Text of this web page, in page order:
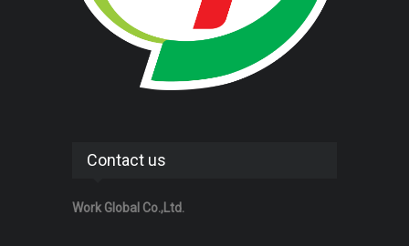
Contact us
Work Global Co.,Ltd.